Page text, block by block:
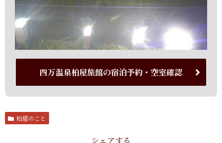
四万温泉柏屋旅館の宿泊予約・空室確認
柏屋のこと
シェアする